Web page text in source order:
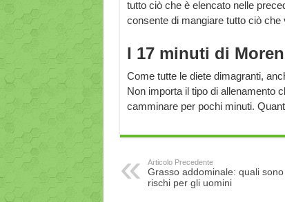
tutto ciò che è elencato nelle
consente di mangiare tutto ciò che
I 17 minuti di
Come tutte le diete dimagranti,
Non importa il tipo di allenamento
camminare per pochi minuti.
Articolo Precedente
Grasso addominale: quali sono
rischi per gli uomini